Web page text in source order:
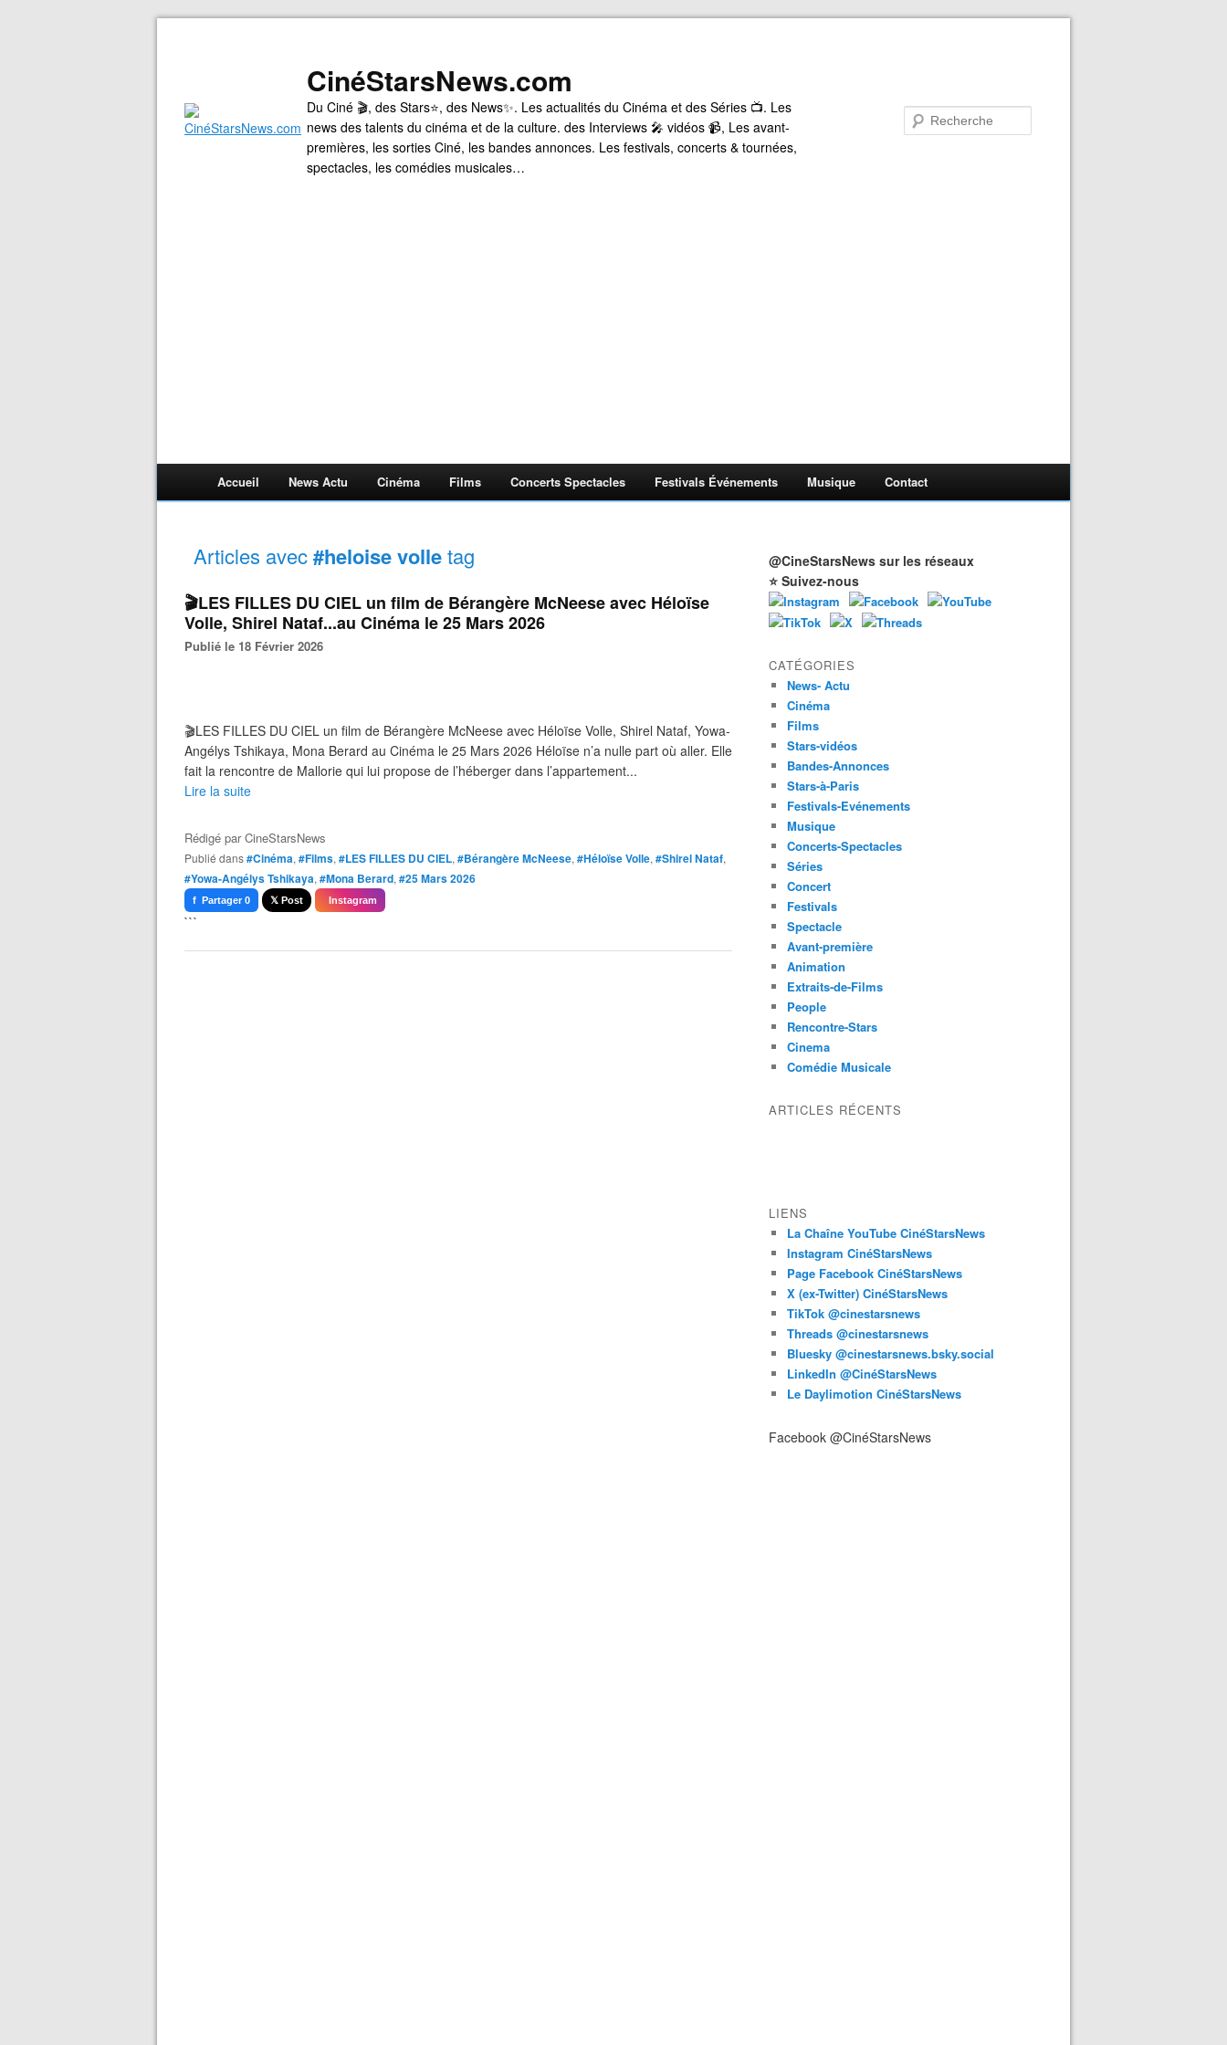
CinéStarsNews.com
Du Ciné 🎬, des Stars⭐, des News✨. Les actualités du Cinéma et des Séries 📺. Les
news des talents du cinéma et de la culture. des Interviews 🎤 vidéos 📹, Les avant-
premières, les sorties Ciné, les bandes annonces. Les festivals, concerts & tournées,
spectacles, les comédies musicales…
Accueil News Actu Cinéma Films Concerts Spectacles Festivals Événements Musique Contact
Articles avec#heloise volletag
🎬LES FILLES DU CIEL un film de Bérangère McNeese avec Héloïse
Volle, Shirel Nataf...au Cinéma le 25 Mars 2026
Publié le 18 Février 2026
🎬LES FILLES DU CIEL un film de Bérangère McNeese avec Héloïse Volle, Shirel Nataf, Yowa-
Angélys Tshikaya, Mona Berard au Cinéma le 25 Mars 2026 Héloïse n’a nulle part où aller. Elle
fait la rencontre de Mallorie qui lui propose de l’héberger dans l’appartement...
Lire la suite
Rédigé parCineStarsNews
Publié dans#Cinéma, #Films, #LES FILLES DU CIEL, #Bérangère McNeese, #Héloïse Volle, #Shirel Nataf,
#Yowa-Angélys Tshikaya, #Mona Berard, #25 Mars 2026
f Partager 0 𝕏 Post Instagram
```
@CineStarsNews sur les réseaux
⭐ Suivez-nous
CATÉGORIES
News- Actu
Cinéma
Films
Stars-vidéos
Bandes-Annonces
Stars-à-Paris
Festivals-Evénements
Musique
Concerts-Spectacles
Séries
Concert
Festivals
Spectacle
Avant-première
Animation
Extraits-de-Films
People
Rencontre-Stars
Cinema
Comédie Musicale
ARTICLES RÉCENTS
LIENS
La Chaîne YouTube CinéStarsNews
Instagram CinéStarsNews
Page Facebook CinéStarsNews
X (ex-Twitter) CinéStarsNews
TikTok @cinestarsnews
Threads @cinestarsnews
Bluesky @cinestarsnews.bsky.social‬
LinkedIn @CinéStarsNews
Le Daylimotion CinéStarsNews
Facebook @CinéStarsNews